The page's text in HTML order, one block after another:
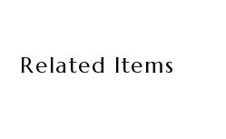
Related Items